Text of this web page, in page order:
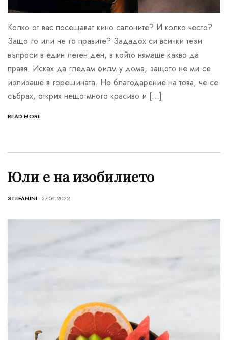
Колко от вас посещават кино салоните? И колко често?
Защо го или не го правите? Зададох си всички тези
въпроси в един летен ден, в който нямаше какво да
правя. Исках да гледам филм у дома, защото не ми се
излизаше в горещината. Но благодарение на това, че се
събрах, открих нещо много красиво и […]
READ MORE
Юли е на изобилието
STEFANINI- 27.06.2022